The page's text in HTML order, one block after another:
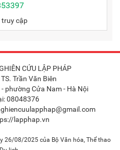
truy cập
CỨU LẬP PHÁP
Trần Văn Biên
phường Cửa Nam - Hà Nội
08048376
lapphap.vn
26/08/2025 của Bộ Văn hóa, Thể thao